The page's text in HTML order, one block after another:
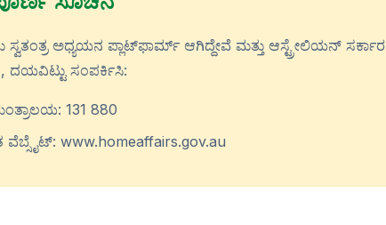
ಸ್ವತಂತ್ರ ಅಧ್ಯಯನ ಪ್ಲಾಟ್‌ಫಾರ್ಮ್ ಆಗಿದ್ದೇವೆ ಮತ್ತು ಆಸ್ಟ್ರೇಲಿಯನ್
ದಯವಿಟ್ಟು ಸಂಪರ್ಕಿಸಿ:
131 880
ವೆಬ್ಸೈಟ್: www.homeaffairs.gov.au